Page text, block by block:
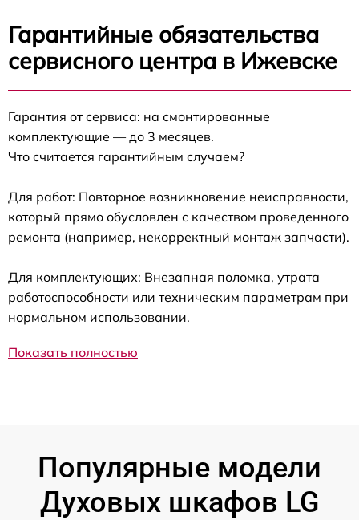
Гарантийные обязательства
сервисного центра в Ижевске
Гарантия от сервиса: на смонтированные
комплектующие — до 3 месяцев.
Что считается гарантийным случаем?
Для работ: Повторное возникновение неисправности,
который прямо обусловлен с качеством проведенного
ремонта (например, некорректный монтаж запчасти).
Для комплектующих: Внезапная поломка, утрата
работоспособности или техническим параметрам при
нормальном использовании.
Показать полностью
Популярные модели
Духовых шкафов LG